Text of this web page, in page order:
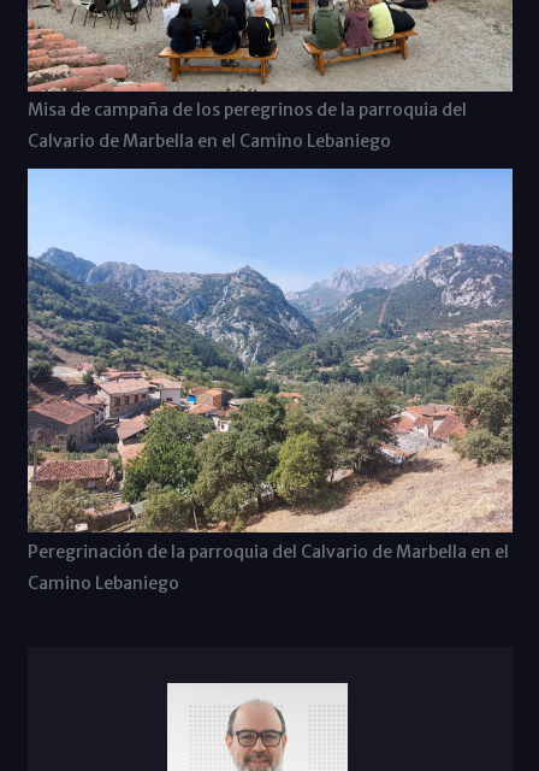
Misa de campaña de los peregrinos de la parroquia del
Calvario de Marbella en el Camino Lebaniego
Peregrinación de la parroquia del Calvario de Marbella en el
Camino Lebaniego